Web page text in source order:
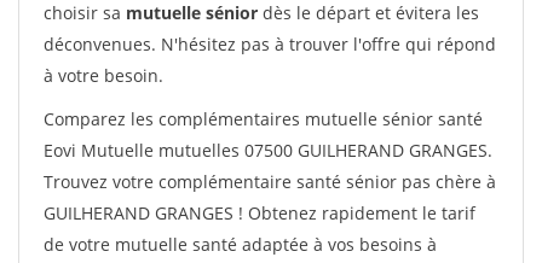
choisir sa mutuelle sénior dès le départ et évitera les
déconvenues. N'hésitez pas à trouver l'offre qui répond
à votre besoin.
Comparez les complémentaires mutuelle sénior santé
Eovi Mutuelle mutuelles 07500 GUILHERAND GRANGES.
Trouvez votre complémentaire santé sénior pas chère à
GUILHERAND GRANGES ! Obtenez rapidement le tarif
de votre mutuelle santé adaptée à vos besoins à